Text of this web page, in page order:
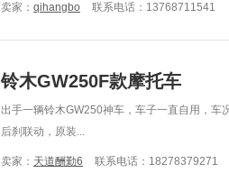
卖家： qihangbo 联系电话：13768711541
铃木GW250F款摩托车
出手一辆铃木GW250神车，车子一直自用，车
后刹联动，原装...
卖家： 天道酬勤6 联系电话：18278379271